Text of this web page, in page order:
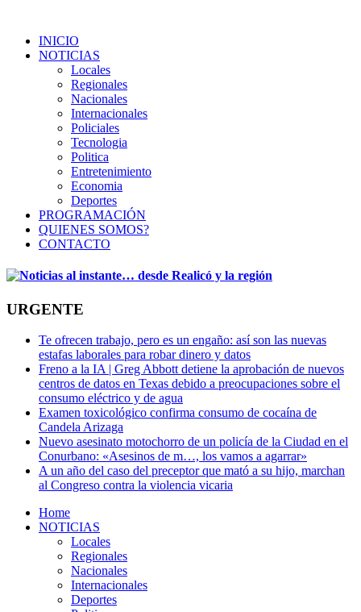
INICIO
NOTICIAS
Locales
Regionales
Nacionales
Internacionales
Policiales
Tecnologia
Politica
Entretenimiento
Economia
Deportes
PROGRAMACIÓN
QUIENES SOMOS?
CONTACTO
URGENTE
Te ofrecen trabajo, pero es un engaño: así son las nuevas
estafas laborales para robar dinero y datos
Freno a la IA | Greg Abbott detiene la aprobación de nuevos
centros de datos en Texas debido a preocupaciones sobre el
consumo eléctrico y de agua
Examen toxicológico confirma consumo de cocaína de
Candela Arizaga
Nuevo asesinato motochorro de un policía de la Ciudad en el
Conurbano: «Asesinos de m…, los vamos a agarrar»
A un año del caso del preceptor que mató a su hijo, marchan
al Congreso contra la violencia vicaria
Home
NOTICIAS
Locales
Regionales
Nacionales
Internacionales
Deportes